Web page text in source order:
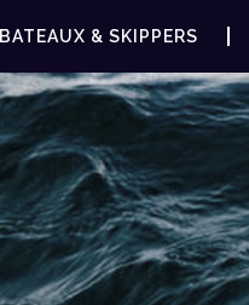
BATEAUX & SKIPPERS